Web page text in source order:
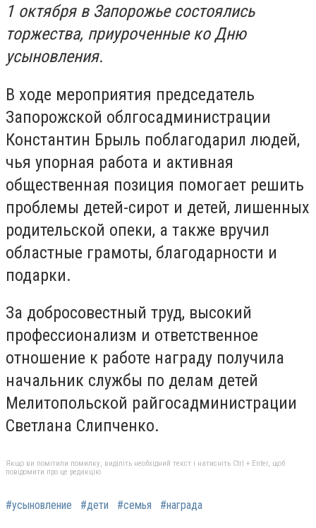
1 октября в Запорожье состоялись
торжества, приуроченные ко Дню
усыновления.
В ходе мероприятия председатель
Запорожской облгосадминистрации
Константин Брыль поблагодарил людей,
чья упорная работа и активная
общественная позиция помогает решить
проблемы детей-сирот и детей, лишенных
родительской опеки, а также вручил
областные грамоты, благодарности и
подарки.
За добросовестный труд, высокий
профессионализм и ответственное
отношение к работе награду получила
начальник службы по делам детей
Мелитопольской райгосадминистрации
Светлана Слипченко.
Якщо ви помітили помилку, виділіть необхідний текст і натисніть Ctrl + Enter, щоб
повідомити про це редакцію
#усыновление #дети #семья #награда